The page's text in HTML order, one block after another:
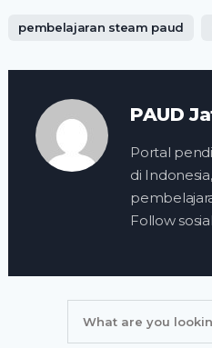
pembelajaran steam paud
PAUD
Portal
di
Follow